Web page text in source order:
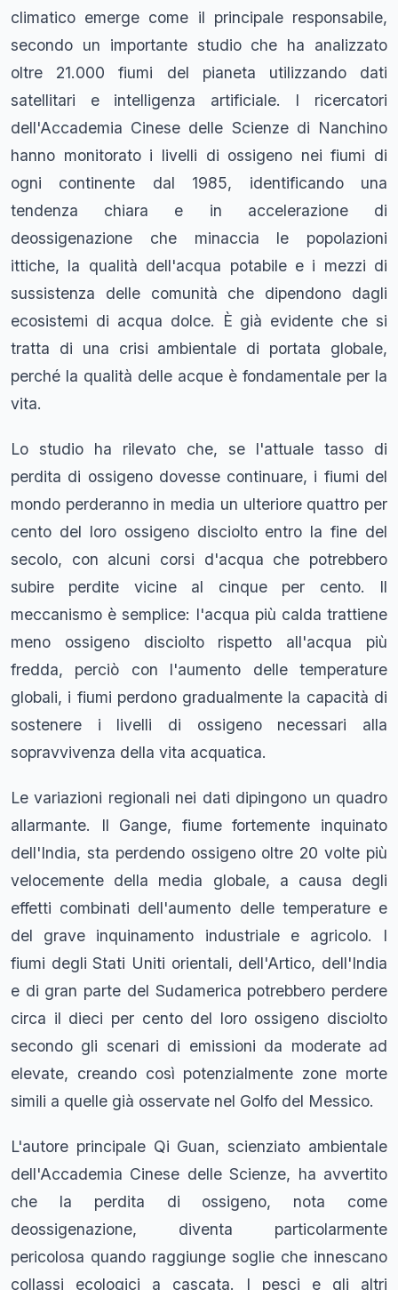
climatico emerge come il principale responsabile,
secondo un importante studio che ha analizzato
oltre 21.000 fiumi del pianeta utilizzando dati
satellitari e intelligenza artificiale. I ricercatori
dell'Accademia Cinese delle Scienze di Nanchino
hanno monitorato i livelli di ossigeno nei fiumi di
ogni continente dal 1985, identificando una
tendenza chiara e in accelerazione di
deossigenazione che minaccia le popolazioni
ittiche, la qualità dell'acqua potabile e i mezzi di
sussistenza delle comunità che dipendono dagli
ecosistemi di acqua dolce. È già evidente che si
tratta di una crisi ambientale di portata globale,
perché la qualità delle acque è fondamentale per la
vita.
Lo studio ha rilevato che, se l'attuale tasso di
perdita di ossigeno dovesse continuare, i fiumi del
mondo perderanno in media un ulteriore quattro per
cento del loro ossigeno disciolto entro la fine del
secolo, con alcuni corsi d'acqua che potrebbero
subire perdite vicine al cinque per cento. Il
meccanismo è semplice: l'acqua più calda trattiene
meno ossigeno disciolto rispetto all'acqua più
fredda, perciò con l'aumento delle temperature
globali, i fiumi perdono gradualmente la capacità di
sostenere i livelli di ossigeno necessari alla
sopravvivenza della vita acquatica.
Le variazioni regionali nei dati dipingono un quadro
allarmante. Il Gange, fiume fortemente inquinato
dell'India, sta perdendo ossigeno oltre 20 volte più
velocemente della media globale, a causa degli
effetti combinati dell'aumento delle temperature e
del grave inquinamento industriale e agricolo. I
fiumi degli Stati Uniti orientali, dell'Artico, dell'India
e di gran parte del Sudamerica potrebbero perdere
circa il dieci per cento del loro ossigeno disciolto
secondo gli scenari di emissioni da moderate ad
elevate, creando così potenzialmente zone morte
simili a quelle già osservate nel Golfo del Messico.
L'autore principale Qi Guan, scienziato ambientale
dell'Accademia Cinese delle Scienze, ha avvertito
che la perdita di ossigeno, nota come
deossigenazione, diventa particolarmente
pericolosa quando raggiunge soglie che innescano
collassi ecologici a cascata. I pesci e gli altri